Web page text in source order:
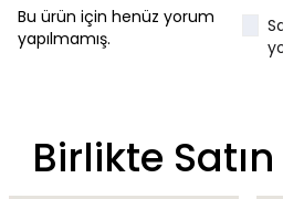
Bu ürün için henüz yorum
yapılmamış.
Birlikte